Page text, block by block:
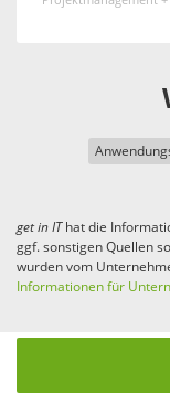
get in IThat die
ggf. sonstigen Quellen
wurden vom
Informationen für